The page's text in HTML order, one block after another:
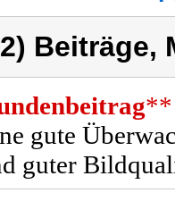
Beiträge,
**
gute
guter